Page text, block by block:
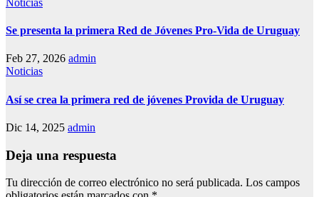
Se presenta la primera Red de Jóvenes Pro-Vida de Uruguay
Feb 27, 2026 admin
Noticias
Así se crea la primera red de jóvenes Provida de Uruguay
Dic 14, 2025 admin
Deja una respuesta
Tu dirección de correo electrónico no será publicada. Los campos